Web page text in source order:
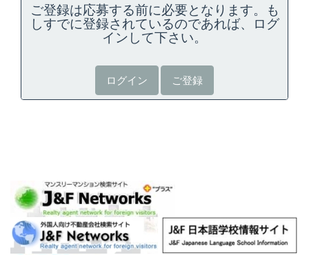
ご登録は応募する前に必要となります。も
しすでに登録されているのであれば、ログ
インして下さい。
ログイン ご登録